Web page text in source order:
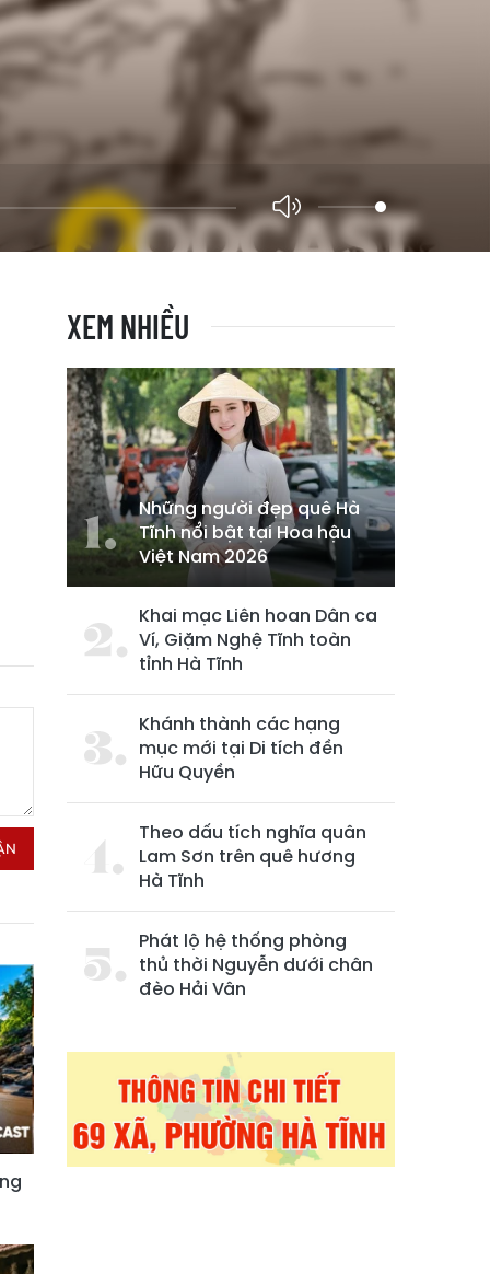
XEM NHIỀU
Những người đẹp quê Hà
Tĩnh nổi bật tại Hoa hậu
Việt Nam 2026
Khai mạc Liên hoan Dân ca
Ví, Giặm Nghệ Tĩnh toàn
tỉnh Hà Tĩnh
Khánh thành các hạng
mục mới tại Di tích đền
Hữu Quyền
Theo dấu tích nghĩa quân
Lam Sơn trên quê hương
Hà Tĩnh
Phát lộ hệ thống phòng
thủ thời Nguyễn dưới chân
đèo Hải Vân